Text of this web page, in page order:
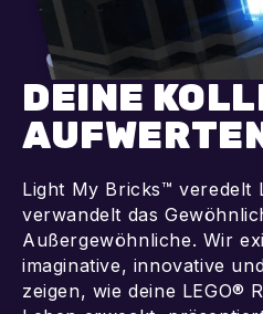
In den Warenkorb
DEINE
Light My Bricks™ veredelt
verwandelt das
Außergewöhnliche. Wir
imaginative, innovative
zeigen, wie deine LEGO®